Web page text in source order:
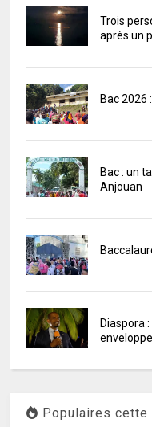
Trois
après un
Bac 2026
Bac : un
Anjouan
Diaspora
Populaires cette